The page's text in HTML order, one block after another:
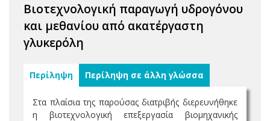
Βιοτεχνολογική παραγωγή υδρογόνου
και μεθανίου από ακατέργαστη
γλυκερόλη
Περίληψη Περίληψη σε άλλη γλώσσα
Στα πλαίσια της παρούσας διατριβής διερευνήθηκε
η βιοτεχνολογική επεξεργασία βιομηχανικής